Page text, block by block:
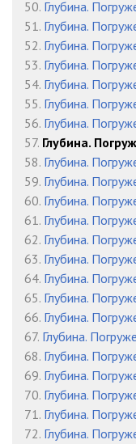
50. Глубина.
51. Глубина.
52. Глубина.
53. Глубина.
54. Глубина.
55. Глубина.
56. Глубина.
57. Глубина.
58. Глубина.
59. Глубина.
60. Глубина.
61. Глубина.
62. Глубина.
63. Глубина.
64. Глубина.
65. Глубина.
66. Глубина.
67. Глубина.
68. Глубина.
69. Глубина.
70. Глубина.
71. Глубина.
72. Глубина.